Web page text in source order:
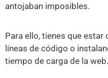
antojaban imposibles.
Para ello, tienes que
líneas de código o
tiempo de carga de la web.